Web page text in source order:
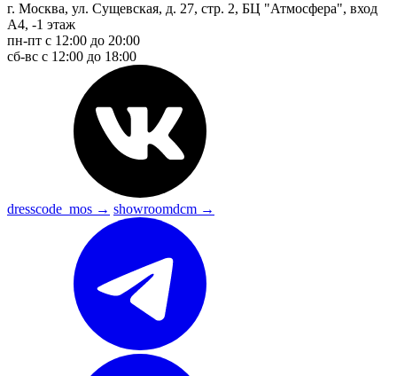
г. Москва, ул. Сущевская, д. 27, стр. 2, БЦ "Атмосфера", вход
А4, -1 этаж
пн-пт с 12:00 до 20:00
сб-вс с 12:00 до 18:00
dresscode_mos → showroomdcm →